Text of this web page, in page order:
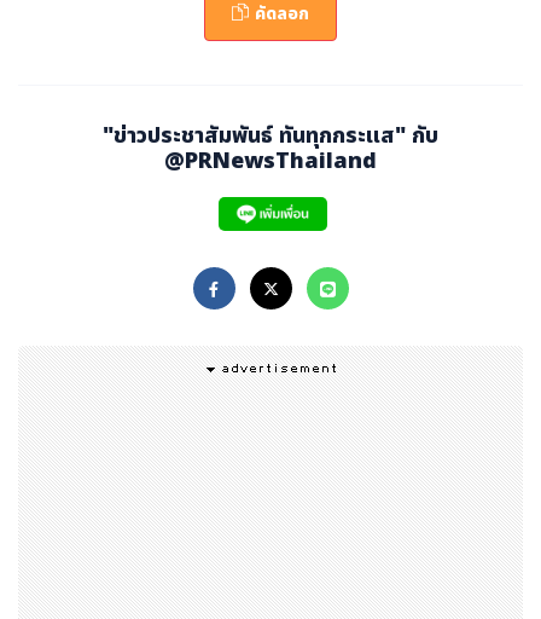
ไฮไลต์จากรายงานความยั่งยืนประจำปี 2565 มีดังนี้:
นและผลลัพธ์เบื้องต้นไปสู่เป้าหมายระยะยาวเพื่อให้บรร
ลุเป้าหมายการปล่อยก๊าซสุทธิเป็นศูนย์ภายในปี 2593
แผน DE&I อย่างเป็นทางการ รวมถึงกลยุทธ์และเป้าห
มายการเพิ่มตัวแทนพนักงานผู้หญิง, พนักงานกลุ่ม L
GBTQ+ และพนักงานผิวดำ
ก่อตั้งโครว์ลีย์ วินด์ เซอร์วิสเซส (Crowley Wind Ser
งงานลมนอกชายฝั่ง ทางโครว์ลีย์มีแผนสำหรับการพัฒ
นาพลังงานลมนอกชายฝั่งในเมืองซาเลมของรัฐแมสซา
ชูเซตส์ และอ่าวฮุมโบลดต์ของรัฐแคลิฟอร์เนีย และกำลั
งสร้างเรือในการดำเนินการและซ่อมบำรุงกังหันลมที่ติ
ดตั้งในทะเลสำหรับอุตสาหกรรมพลังงานลม
ได้รับเงินสนับสนุน 14.6 ล้านดอลลาร์เพื่อเปลี่ยนสถานี
แจ็กซ์พอร์ต (JAXPORT) ให้หันมาใช้พลังงานไฟฟ้าและ
ลดการปล่อยมลพิษ ซึ่งถือว่ามีส่วนสนับสนุนวิสัยทัศน์ข
คัดลอก
"ข่าวประชาสัมพันธ์ ทันทุกกระแส" กับ
@PRNewsThailand